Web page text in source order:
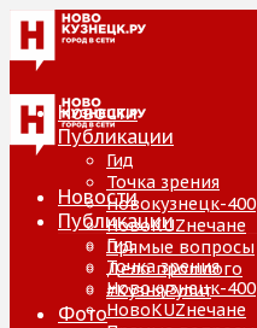
Новости
Публикации
Гид
Точка зрения
Новокузнецк-400
НовоKUZнечане
Прямые вопросы
Дело прошлого
#КузняРулит
Фото
Новости
Публикации
Гид
Точка зрения
Новокузнецк-400
НовоKUZнечане